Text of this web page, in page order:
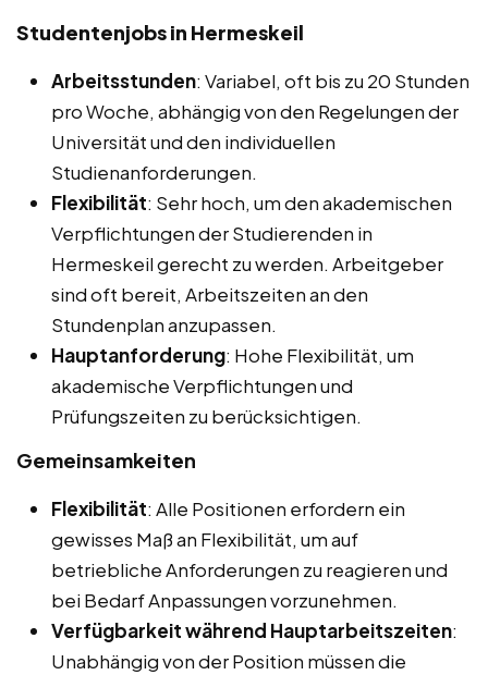
Studentenjobs in Hermeskeil
Arbeitsstunden: Variabel, oft bis zu 20 Stunden
pro Woche, abhängig von den Regelungen der
Universität und den individuellen
Studienanforderungen.
Flexibilität: Sehr hoch, um den akademischen
Verpflichtungen der Studierenden in
Hermeskeil gerecht zu werden. Arbeitgeber
sind oft bereit, Arbeitszeiten an den
Stundenplan anzupassen.
Hauptanforderung: Hohe Flexibilität, um
akademische Verpflichtungen und
Prüfungszeiten zu berücksichtigen.
Gemeinsamkeiten
Flexibilität: Alle Positionen erfordern ein
gewisses Maß an Flexibilität, um auf
betriebliche Anforderungen zu reagieren und
bei Bedarf Anpassungen vorzunehmen.
Verfügbarkeit während Hauptarbeitszeiten:
Unabhängig von der Position müssen die